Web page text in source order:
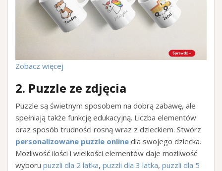
Zobacz więcej
2. Puzzle ze zdjęcia
Puzzle są świetnym sposobem na dobrą zabawę, ale
spełniają także funkcję edukacyjną. Liczba elementów
oraz sposób trudności rosną wraz z dzieckiem. Stwórz
personalizowane puzzle online dla swojego dziecka.
Możliwość ilości i wielkości elementów daje możliwość
wyboru puzzli dla 2 latka, puzzli dla 3 latka, puzzli dla 5